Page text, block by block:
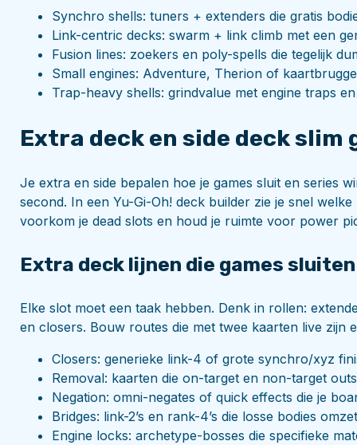
Synchro shells: tuners + extenders die gratis
Link-centric decks: swarm + link climb met een
Fusion lines: zoekers en poly-spells die tegelijk
Small engines: Adventure, Therion of
Trap-heavy shells: grindvalue met engine traps
Extra deck en side deck slim
Je extra en side bepalen hoe je games sluit en series
second. In een Yu-Gi-Oh! deck builder zie je snel
voorkom je dead slots en houd je ruimte voor power
Extra deck lijnen die games sluiten
Elke slot moet een taak hebben. Denk in rollen:
en closers. Bouw routes die met twee kaarten live zijn
Closers: generieke link-4 of grote synchro/xyz
Removal: kaarten die on-target en non-target
Negation: omni-negates of quick effects die je
Bridges: link-2’s en rank-4’s die losse bodies
Engine locks: archetype-bosses die specifieke